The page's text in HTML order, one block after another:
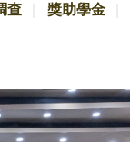
查 獎助學金